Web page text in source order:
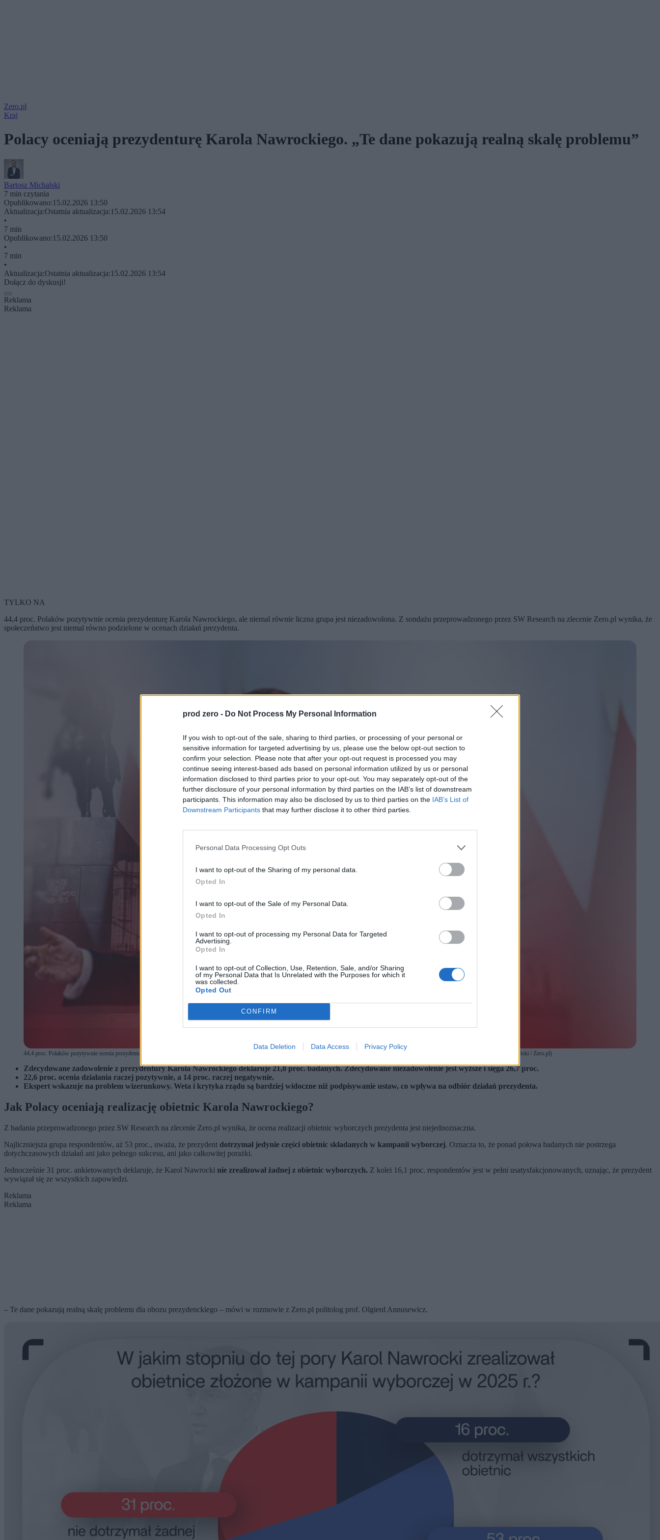
prod zero - Do Not Process My Personal Information
If you wish to opt-out of the sale, sharing to third parties, or processing of your personal or
sensitive information for targeted advertising by us, please use the below opt-out section to
confirm your selection. Please note that after your opt-out request is processed you may
continue seeing interest-based ads based on personal information utilized by us or personal
information disclosed to third parties prior to your opt-out. You may separately opt-out of the
further disclosure of your personal information by third parties on the IAB’s list of downstream
participants. This information may also be disclosed by us to third parties on the IAB’s List of
Downstream Participants that may further disclose it to other third parties.
Personal Data Processing Opt Outs
I want to opt-out of the Sharing of my personal data.
Opted In
I want to opt-out of the Sale of my Personal Data.
Opted In
I want to opt-out of processing my Personal Data for Targeted
Advertising.
Opted In
I want to opt-out of Collection, Use, Retention, Sale, and/or Sharing
of my Personal Data that Is Unrelated with the Purposes for which it
was collected.
Opted Out
CONFIRM
Data Deletion Data Access Privacy Policy
Zero.pl
Kraj
Polacy oceniają prezydenturę Karola Nawrockiego. „Te dane pokazują realną skalę problemu”
Bartosz Michalski
7 min czytania
Opublikowano:15.02.2026 13:50
Aktualizacja:Ostatnia aktualizacja:15.02.2026 13:54
•
7 min
Opublikowano:15.02.2026 13:50
•
7 min
•
Aktualizacja:Ostatnia aktualizacja:15.02.2026 13:54
Dołącz do dyskusji!
Reklama
Reklama
TYLKO NA
44,4 proc. Polaków pozytywnie ocenia prezydenturę Karola Nawrockiego, ale niemal równie liczna grupa jest niezadowolona. Z sondażu przeprowadzonego przez SW Research na zlecenie Zero.pl wynika, że
społeczeństwo jest niemal równo podzielone w ocenach działań prezydenta.
44,4 proc. Polaków pozytywnie ocenia prezydenturę Karola Nawrockiego, ale niemal równie liczna grupa jest niezadowolona. (fot. Yauhen Yerchak/SOPA Images via ZU (to jest Newspix) oraz PAP/Leszek Szymański / Zero.pl)
Zdecydowane zadowolenie z prezydentury Karola Nawrockiego deklaruje 21,8 proc. badanych. Zdecydowane niezadowolenie jest wyższe i sięga 26,7 proc.
22,6 proc. ocenia działania raczej pozytywnie, a 14 proc. raczej negatywnie.
Ekspert wskazuje na problem wizerunkowy. Weta i krytyka rządu są bardziej widoczne niż podpisywanie ustaw, co wpływa na odbiór działań prezydenta.
Jak Polacy oceniają realizację obietnic Karola Nawrockiego?
Z badania przeprowadzonego przez SW Research na zlecenie Zero.pl wynika, że ocena realizacji obietnic wyborczych prezydenta jest niejednoznaczna.
Najliczniejsza grupa respondentów, aż 53 proc., uważa, że prezydent dotrzymał jedynie części obietnic składanych w kampanii wyborczej. Oznacza to, że ponad połowa badanych nie postrzega
dotychczasowych działań ani jako pełnego sukcesu, ani jako całkowitej porażki.
Jednocześnie 31 proc. ankietowanych deklaruje, że Karol Nawrocki nie zrealizował żadnej z obietnic wyborczych. Z kolei 16,1 proc. respondentów jest w pełni usatysfakcjonowanych, uznając, że prezydent
wywiązał się ze wszystkich zapowiedzi.
Reklama
Reklama
– Te dane pokazują realną skalę problemu dla obozu prezydenckiego – mówi w rozmowie z Zero.pl politolog prof. Olgierd Annusewicz.